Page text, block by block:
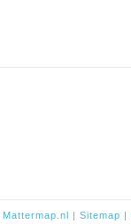
Mattermap.nl | Sitemap |